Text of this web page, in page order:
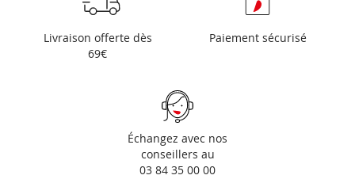
Livraison offerte dès
69€
Paiement sécurisé
Échangez avec nos
conseillers au
03 84 35 00 00